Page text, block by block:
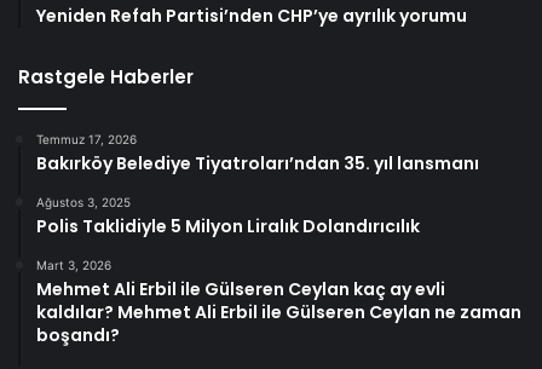
Yeniden Refah Partisi’nden CHP’ye ayrılık yorumu
Rastgele Haberler
Temmuz 17, 2026
Bakırköy Belediye Tiyatroları’ndan 35. yıl lansmanı
Ağustos 3, 2025
Polis Taklidiyle 5 Milyon Liralık Dolandırıcılık
Mart 3, 2026
Mehmet Ali Erbil ile Gülseren Ceylan kaç ay evli
kaldılar? Mehmet Ali Erbil ile Gülseren Ceylan ne zaman
boşandı?